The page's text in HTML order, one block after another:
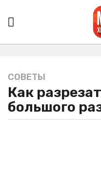
5
л
е
т
СОВЕТЫ
Как
большого